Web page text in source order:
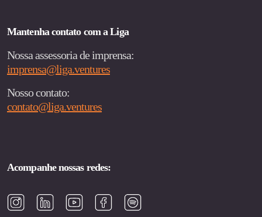
Mantenha contato com a Liga
Nossa assessoria de imprensa:
imprensa@liga.ventures
Nosso contato:
contato@liga.ventures
Acompanhe nossas redes: